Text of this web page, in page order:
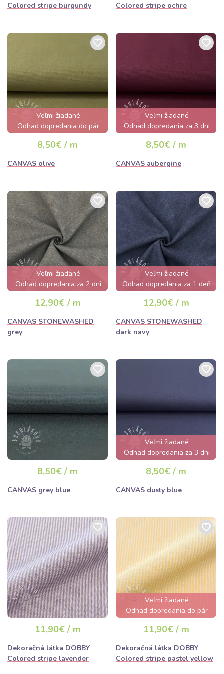
Colored stripe burgundy Colored stripe ochre
Veľmi žiadané
Odhad dopredania do pár
hodín
8,50€ / m
CANVAS olive
Veľmi žiadané
Odhad dopredania za 3 dni
8,50€ / m
CANVAS aubergine
Veľmi žiadané
Odhad dopredania za 2 dni
12,90€ / m
CANVAS STONEWASHED
grey
Veľmi žiadané
Odhad dopredania za 1 deň
12,90€ / m
CANVAS STONEWASHED
dark navy
8,50€ / m
CANVAS grey blue
Veľmi žiadané
Odhad dopredania za 3 dni
8,50€ / m
CANVAS dusty blue
11,90€ / m
Dekoračná látka DOBBY
Colored stripe lavender
Veľmi žiadané
Odhad dopredania do pár
hodín
11,90€ / m
Dekoračná látka DOBBY
Colored stripe pastel yellow